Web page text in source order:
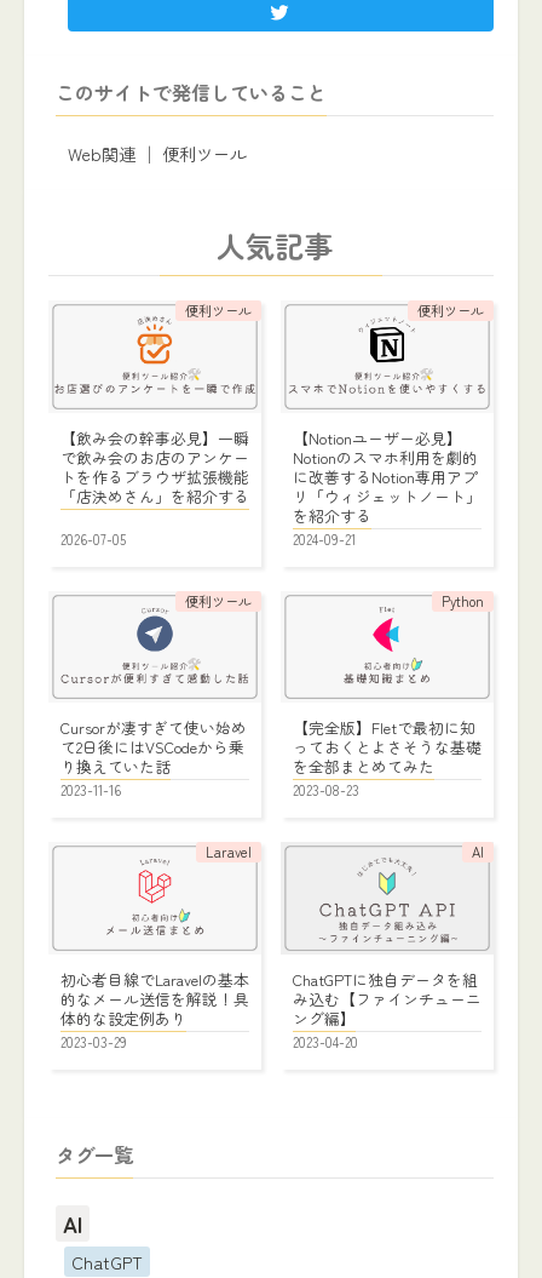
このサイトで発信していること
Web関連 │ 便利ツール
人気記事
便利ツール
【飲み会の幹事必見】一瞬
で飲み会のお店のアンケー
トを作るブラウザ拡張機能
「店決めさん」を紹介する
2026-07-05
便利ツール
【Notionユーザー必見】
Notionのスマホ利用を劇的
に改善するNotion専用アプ
リ「ウィジェットノート」
を紹介する
2024-09-21
便利ツール
Cursorが凄すぎて使い始め
て2日後にはVSCodeから乗
り換えていた話
2023-11-16
Python
【完全版】Fletで最初に知
っておくとよさそうな基礎
を全部まとめてみた
2023-08-23
Laravel
初心者目線でLaravelの基本
的なメール送信を解説！具
体的な設定例あり
2023-03-29
AI
ChatGPTに独自データを組
み込む【ファインチューニ
ング編】
2023-04-20
タグ一覧
AI
ChatGPT